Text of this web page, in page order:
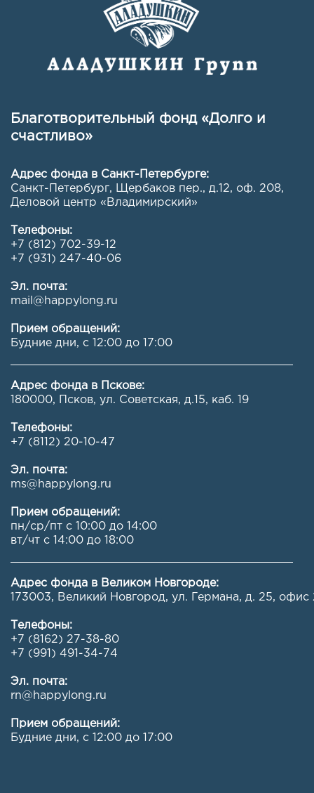
Благотворительный фонд «Долго и
счастливо»
Адрес фонда в Санкт-Петербурге:
Санкт-Петербург, Щербаков пер., д.12, оф. 208,
Деловой центр «Владимирский»
Телефоны:
+7 (812) 702-39-12
+7 (931) 247-40-06
Эл. почта:
mail@happylong.ru
Прием обращений:
Будние дни, с 12:00 до 17:00
Адрес фонда в Пскове:
180000, Псков, ул. Советская, д.15, каб. 19
Телефоны:
+7 (8112) 20-10-47
Эл. почта:
ms@happylong.ru
Прием обращений:
пн/ср/пт с 10:00 до 14:00
вт/чт с 14:00 до 18:00
Адрес фонда в Великом Новгороде:
173003, Великий Новгород, ул. Германа, д. 25, офис
Телефоны:
+7 (8162) 27-38-80
+7 (991) 491-34-74
Эл. почта:
rn@happylong.ru
Прием обращений:
Будние дни, с 12:00 до 17:00